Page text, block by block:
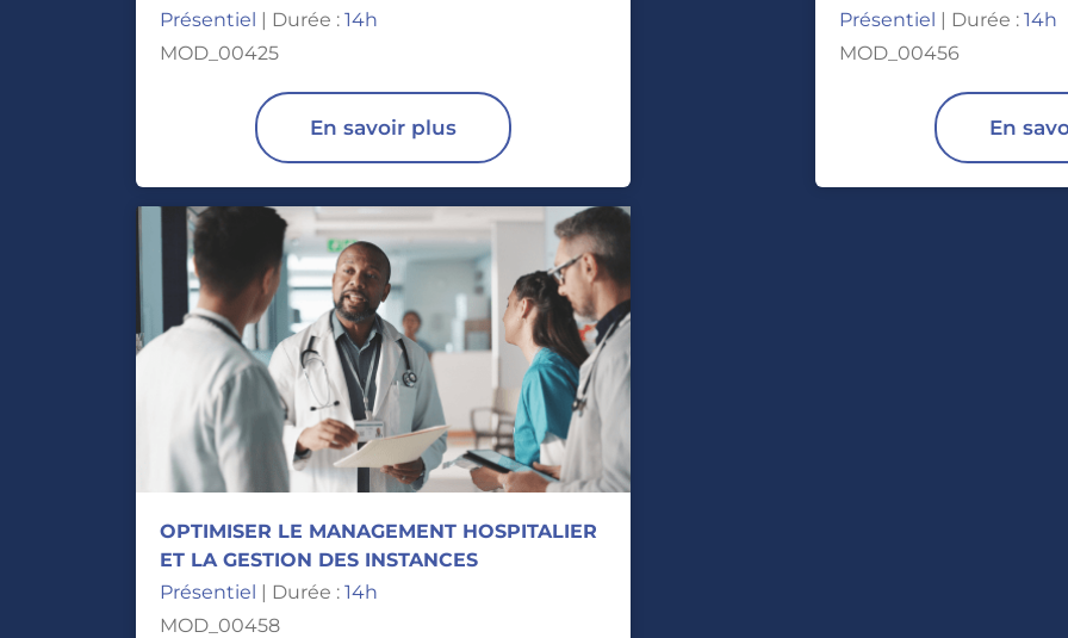
Présentiel | Durée : 14h
MOD_00425
En savoir plus
Présentiel | Durée : 14h
MOD_00456
En
OPTIMISER LE MANAGEMENT HOSPITALIER
ET LA GESTION DES INSTANCES
Présentiel | Durée : 14h
MOD_00458